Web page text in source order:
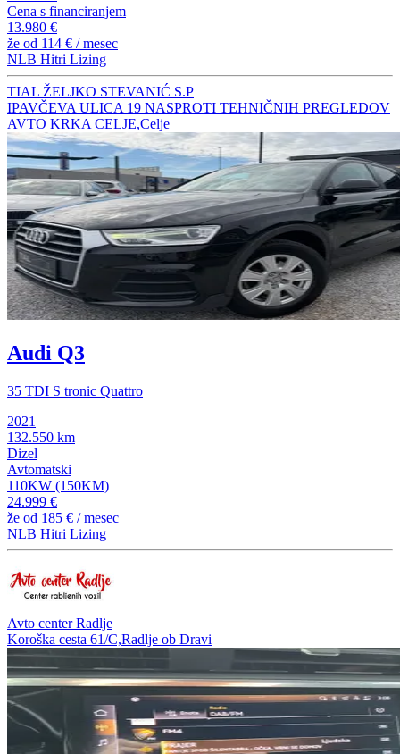
Cena s financiranjem
13.980 €
že od 114 € / mesec
NLB Hitri Lizing
TIAL ŽELJKO STEVANIĆ S.P
IPAVČEVA ULICA 19 NASPROTI TEHNIČNIH PREGLEDOV
AVTO KRKA CELJE,Celje
Audi Q3
35 TDI S tronic Quattro
2021
132.550 km
Dizel
Avtomatski
110KW (150KM)
24.999 €
že od 185 € / mesec
NLB Hitri Lizing
Avto center Radlje
Koroška cesta 61/C,Radlje ob Dravi